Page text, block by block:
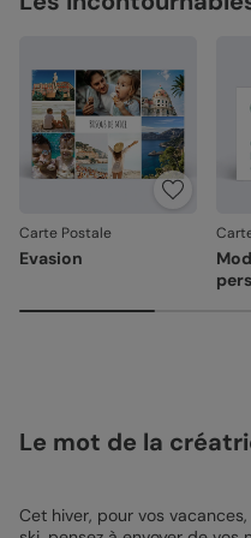
Carte Postale
Evasion
Le mot de la
Cet hiver, pour vos